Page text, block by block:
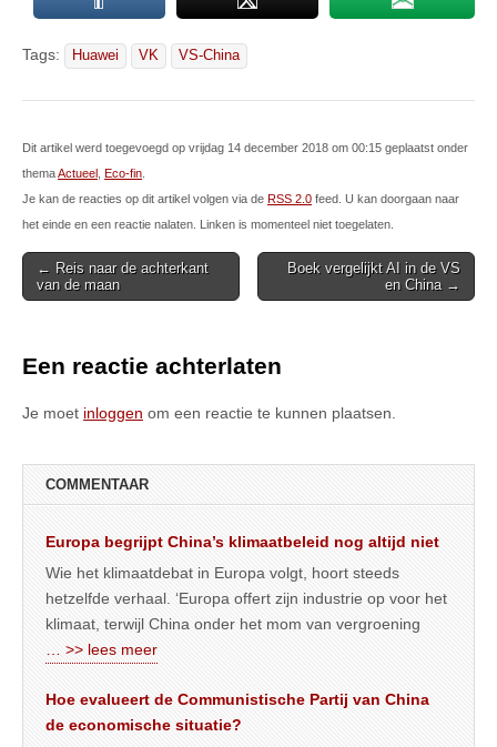
Tags: Huawei VK VS-China
Dit artikel werd toegevoegd op vrijdag 14 december 2018 om 00:15 geplaatst onder
themaActueel Eco-fin
Je kan de reacties op dit artikel volgen via de RSS 2.0 feed. U kan doorgaan naar
het einde en een reactie nalaten. Linken is momenteel niet toegelaten.
Post
navigation
← Reis naar de achterkant
van de maan
Boek vergelijkt AI in de VS
en China →
Een reactie achterlaten
Je moet inloggen om een reactie te kunnen plaatsen.
COMMENTAAR
Europa begrijpt China’s klimaatbeleid nog altijd niet
Wie het klimaatdebat in Europa volgt, hoort steeds
hetzelfde verhaal. ‘Europa offert zijn industrie op voor het
klimaat, terwijl China onder het mom van vergroening
… >> lees meer
Hoe evalueert de Communistische Partij van China
de economische situatie?